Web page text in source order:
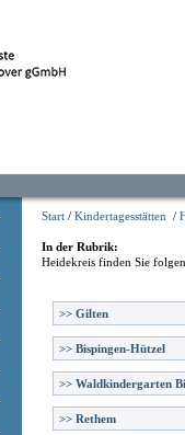
Start / Kindertagesstätten /
In der Rubrik:
Heidekreis finden Sie
>> Gilten
>> Bispingen-Hützel
>> Waldkindergarten
>> Rethem